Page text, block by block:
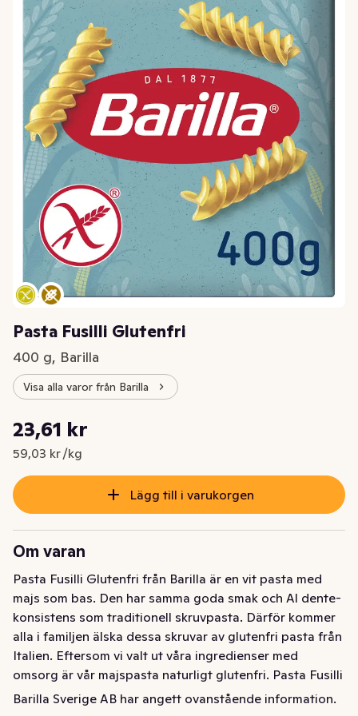
Pasta Fusilli Glutenfri
400 g, Barilla
Visa alla varor från Barilla
Nuvarande pris är: 23,61 kr
23,61 kr
59,03 kr /kg
Styckpris: 59,03 kr /kg
Lägg till i varukorgen
Om varan
Pasta Fusilli Glutenfri från Barilla är en vit pasta med
majs som bas. Den har samma goda smak och Al dente-
konsistens som traditionell skruvpasta. Därför kommer
alla i familjen älska dessa skruvar av glutenfri pasta från
Italien. Eftersom vi valt ut våra ingredienser med
omsorg är vår majspasta naturligt glutenfri. Pasta Fusilli
Glutenfri är pasta med enbart majs, vit majs och brunt
Barilla Sverige AB har angett ovanstående information.